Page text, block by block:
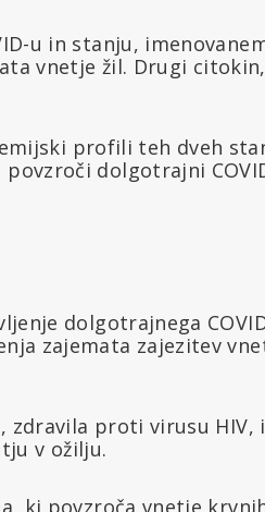
u in stanju,
vnetje žil. Drugi
profili teh dveh
dolgotrajni
dolgotrajnega
zajemata zajezitev
zdravila proti virusu HIV,
v ožilju.
ki povzroča vnetje